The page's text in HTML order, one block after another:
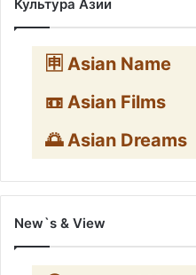
Культура Азии
🈸 Asian Name
📼 Asian Films
🌅 Asian Dreams
New`s & View